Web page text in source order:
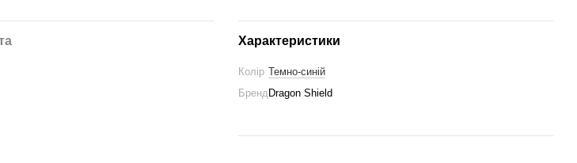
Характеристики
Колір Темно-синій
БрендDragon Shield